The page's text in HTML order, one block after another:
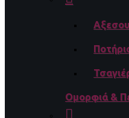
Ομορφιά &